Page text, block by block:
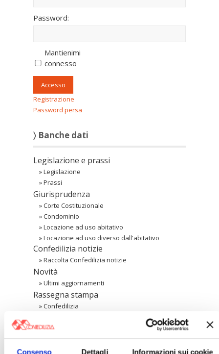
Consenso Dettagli Informazioni sui cookie
Password:
Mantienimi
connesso
Accesso
Registrazione
Password persa
〉 Banche dati
Legislazione e prassi
»Legislazione
»Prassi
Giurisprudenza
»Corte Costituzionale
»Condominio
»Locazione ad uso abitativo
»Locazione ad uso diverso dall'abitativo
Confedilizia notizie
»Raccolta Confedilizia notizie
Novità
»Ultimi aggiornamenti
Rassegna stampa
»Confedilizia
»Archivio